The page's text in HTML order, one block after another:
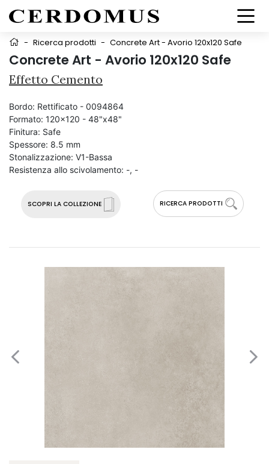
- Ricerca prodotti - Concrete Art - Avorio 120x120 Safe
Concrete Art - Avorio 120x120 Safe
Effetto Cemento
SCOPRI LA COLLEZIONE RICERCA PRODOTTI
Bordo: Rettificato - 0094864
Formato: 120x120 - 48"x48"
Finitura: Safe
Spessore: 8.5 mm
Stonalizzazione: V1-Bassa
Resistenza allo scivolamento: -, -